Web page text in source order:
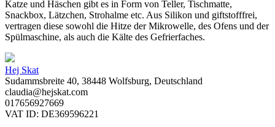
Katze und Häschen gibt es in Form von Teller, Tischmatte,
Snackbox, Lätzchen, Strohalme etc. Aus Silikon und giftstofffrei,
vertragen diese sowohl die Hitze der Mikrowelle, des Ofens und der
Spülmaschine, als auch die Kälte des Gefrierfaches.
Hej Skat
Sudammsbreite 40, 38448 Wolfsburg, Deutschland
claudia@hejskat.com
017656927669
VAT ID: DE369596221